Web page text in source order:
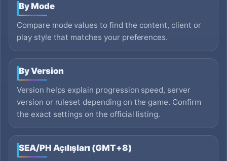
By Mode
Compare mode values to find the content, client or
play style that matches your preferences.
By Version
Version helps explain progression speed, server
version or ruleset depending on the game. Confirm
the exact settings on the official listing.
SEA/PH Açılışları (GMT+8)